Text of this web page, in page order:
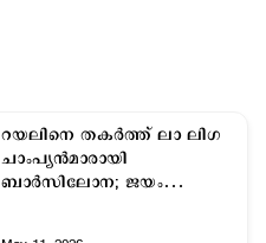
റയലിനെ തകര്‍ത്ത് ലാ ലിഗ
ചാംപ്യന്‍മാരായി
ബാര്‍സിലോന; ജയം